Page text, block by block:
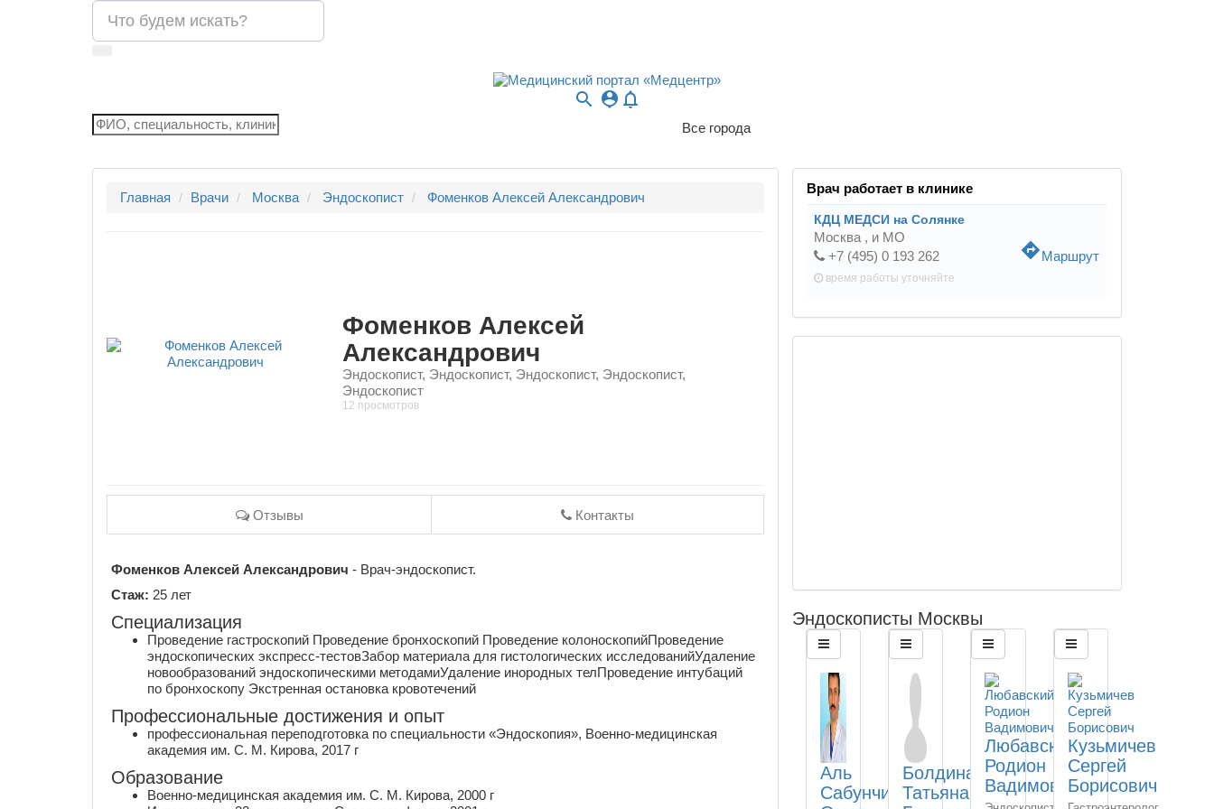
search person_pin notifications_none
Все города
Главная Врачи Москва Эндоскопист Фоменков Алексей Александрович
Фоменков Алексей
Александрович
Эндоскопист, Эндоскопист, Эндоскопист, Эндоскопист,
Эндоскопист
12 просмотров
Отзывы Контакты
Фоменков Алексей Александрович - Врач-эндоскопист.
Стаж: 25 лет
Специализация
Проведение гастроскопий Проведение бронхоскопий Проведение колоноскопийПроведение
эндоскопических экспресс-тестовЗабор материала для гистологических исследованийУдаление
новообразований эндоскопическими методамиУдаление инородных телПроведение интубаций
по бронхоскопу Экстренная остановка кровотечений
Профессиональные достижения и опыт
профессиональная переподготовка по специальности «Эндоскопия», Военно-медицинская
академия им. С. М. Кирова, 2017 г
Образование
Военно-медицинская академия им. С. М. Кирова, 2000 г
Врач работает в клинике
КДЦ МЕДСИ на Солянке
Москва , и МО
+7 (495) 0 193 262
время работы уточняйте
directionsМаршрут
Эндоскописты Москвы
Аль
Сабунчи
Болдина
Татьяна
Любавский
Родион
Вадимович
Кузьмичев
Сергей
Борисович